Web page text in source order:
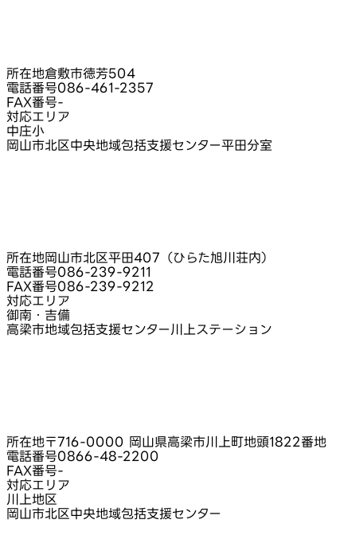
所在地倉敷市徳芳504
電話番号086-461-2357
FAX番号-
対応エリア
中庄小
岡山市北区中央地域包括支援センター平田分室
所在地岡山市北区平田407（ひらた旭川荘内）
電話番号086-239-9211
FAX番号086-239-9212
対応エリア
御南・吉備
高梁市地域包括支援センター川上ステーション
所在地〒716-0000 岡山県高梁市川上町地頭1822番地
電話番号0866-48-2200
FAX番号-
対応エリア
川上地区
岡山市北区中央地域包括支援センター